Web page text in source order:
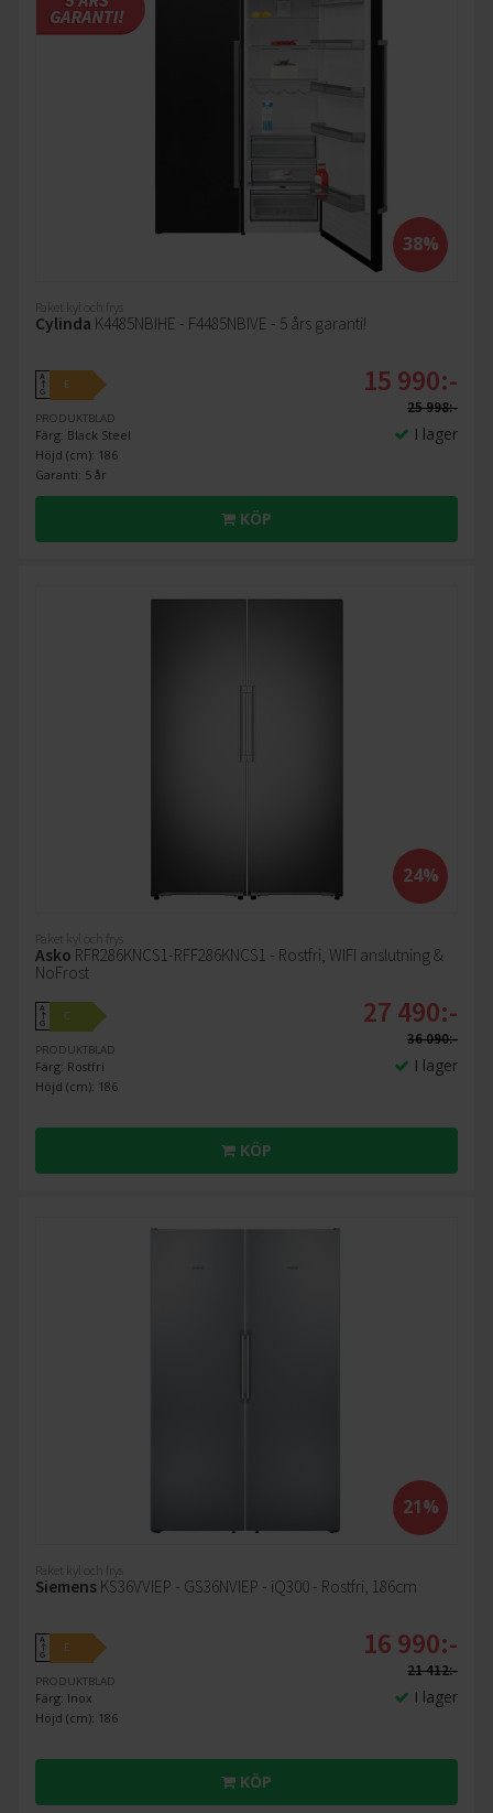
38%
Paket kyl och frys
Cylinda K4485NBIHE - F4485NBIVE - 5 års garanti!
A
↑
G
E
PRODUKTBLAD
Färg: Black Steel
Höjd (cm): 186
Garanti: 5 år
15 990:-
25 998:-
I lager
KÖP
24%
Paket kyl och frys
Asko RFR286KNCS1-RFF286KNCS1 - Rostfri, WIFI anslutning &
NoFrost
A
↑
G
C
PRODUKTBLAD
Färg: Rostfri
Höjd (cm): 186
27 490:-
36 090:-
I lager
KÖP
21%
Paket kyl och frys
Siemens KS36VVIEP - GS36NVIEP - iQ300 - Rostfri, 186cm
A
↑
G
E
PRODUKTBLAD
Färg: Inox
Höjd (cm): 186
16 990:-
21 412:-
I lager
KÖP